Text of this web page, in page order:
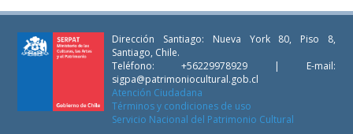
Dirección Santiago: Nueva York 80, Piso 8,
Santiago, Chile.
Teléfono: +56229978929 | E-mail:
sigpa@patrimoniocultural.gob.cl
Atención Ciudadana
Términos y condiciones de uso
Servicio Nacional del Patrimonio Cultural